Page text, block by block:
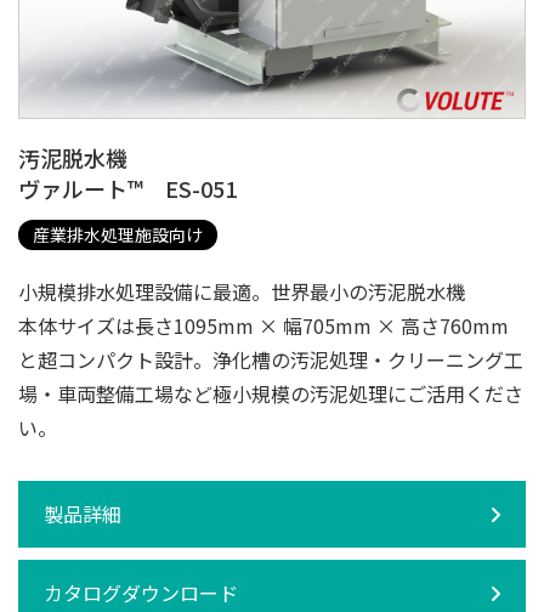
汚泥脱水機
ヴァルート™ ES-051
産業排水処理施設向け
小規模排水処理設備に最適。世界最小の汚泥脱水機
本体サイズは長さ1095mm × 幅705mm × 高さ760mm
と超コンパクト設計。浄化槽の汚泥処理・クリーニング工
場・車両整備工場など極小規模の汚泥処理にご活用くださ
い。
製品詳細
カタログダウンロード